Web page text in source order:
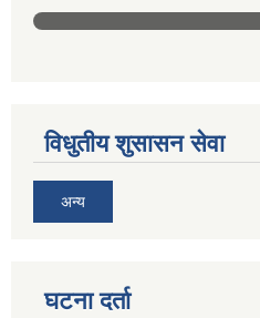
विधुतीय शुसासन सेवा
अन्य
घटना दर्ता